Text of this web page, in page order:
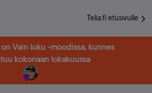
Telia.fi etusivulle
Vain luku -moodissa, kunnes
kokonaan lokakuussa